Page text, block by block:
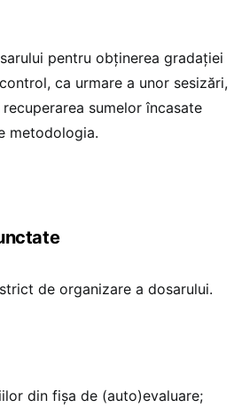
pentru obținerea gradației
ca urmare a unor sesizări,
sumelor încasate
metodologia.
de organizare a dosarului.
din fișa de (auto)evaluare;